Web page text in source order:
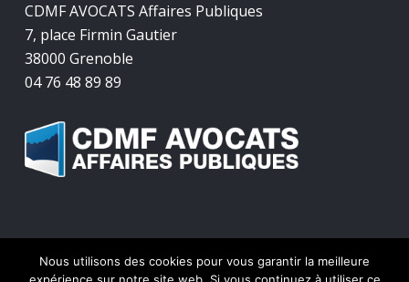
CDMF AVOCATS Affaires Publiques
7, place Firmin Gautier
38000 Grenoble
04 76 48 89 89
Nous utilisons des cookies pour vous garantir la meilleure